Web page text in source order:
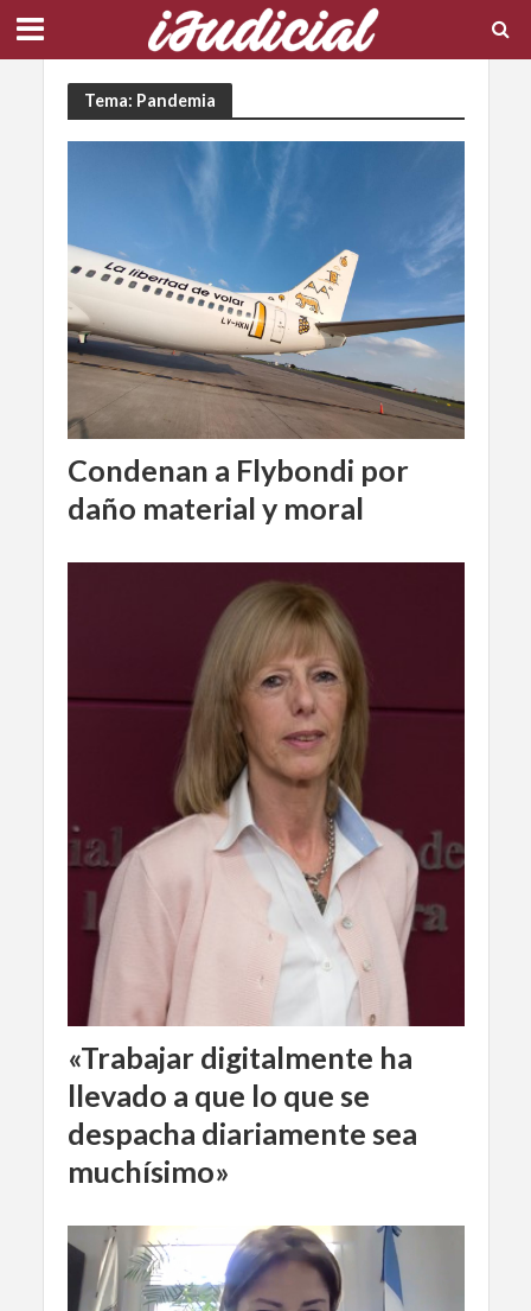
Tema: Pandemia
Condenan a Flybondi por
daño material y moral
«Trabajar digitalmente ha
llevado a que lo que se
despacha diariamente sea
muchísimo»